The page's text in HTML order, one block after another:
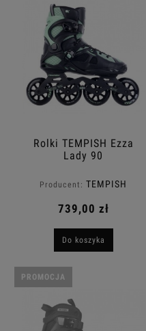
Rolki TEMPISH Ezza
Lady 90
Producent: TEMPISH
739,00 zł
Do koszyka
PROMOCJA